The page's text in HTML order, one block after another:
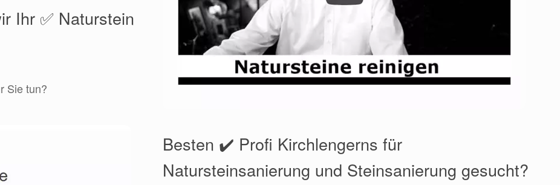
Ihr ✅ Naturstein
Sie tun?
Besten ✔️ Profi Kirchlengerns für
Natursteinsanierung und Steinsanierung gesucht?